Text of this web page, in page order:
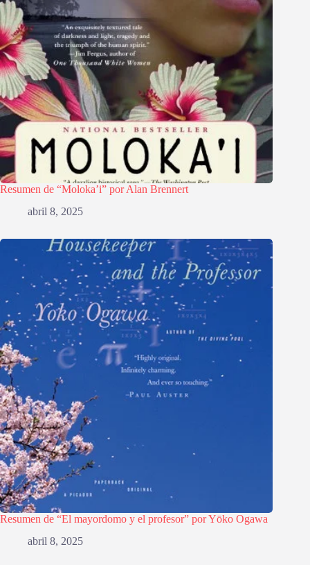
Resumen de “Moloka’i” por Alan Brennert
abril 8, 2025
Resumen de “El mayordomo y el profesor” por Yōko Ogawa
abril 8, 2025